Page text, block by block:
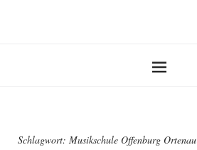
Schlagwort: Musikschule Offenburg Ortenau